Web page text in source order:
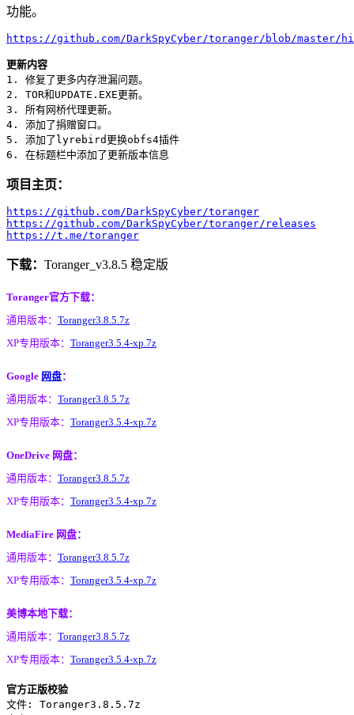
功能。
https://github.com/DarkSpyCyber/toranger/blob/master/
更新内容
1. 修复了更多内存泄漏问题。
2. TOR和UPDATE.EXE更新。
3. 所有网桥代理更新。
4. 添加了捐赠窗口。
5. 添加了lyrebird更换obfs4插件
项目主页：
https://github.com/DarkSpyCyber/toranger
https://github.com/DarkSpyCyber/toranger/releases
https://t.me/toranger
下载： Toranger_v3.8.5 稳定版
Toranger官方下载：
通用版本： Toranger3.8.5.7z
XP专用版本： Toranger3.5.4-xp.7z
Google 网盘：
通用版本： Toranger3.8.5.7z
XP专用版本： Toranger3.5.4-xp.7z
OneDrive 网盘：
通用版本： Toranger3.8.5.7z
XP专用版本： Toranger3.5.4-xp.7z
MediaFire 网盘：
通用版本： Toranger3.8.5.7z
XP专用版本： Toranger3.5.4-xp.7z
美博本地下载：
通用版本： Toranger3.8.5.7z
XP专用版本： Toranger3.5.4-xp.7z
官方正版校验
文件: Toranger3.8.5.7z